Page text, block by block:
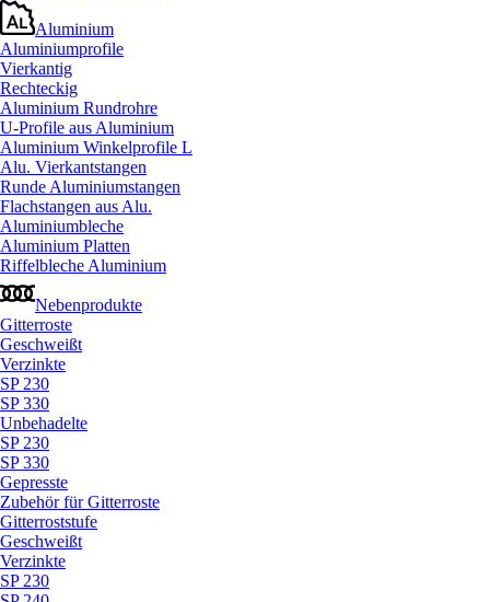
Aluminium
Aluminiumprofile
Vierkantig
Rechteckig
Aluminium Rundrohre
U-Profile aus Aluminium
Aluminium Winkelprofile L
Alu. Vierkantstangen
Runde Aluminiumstangen
Flachstangen aus Alu.
Aluminiumbleche
Aluminium Platten
Riffelbleche Aluminium
Nebenprodukte
Gitterroste
Geschweißt
Verzinkte
SP 230
SP 330
Unbehadelte
SP 230
SP 330
Gepresste
Zubehör für Gitterroste
Gitterroststufe
Geschweißt
Verzinkte
SP 230